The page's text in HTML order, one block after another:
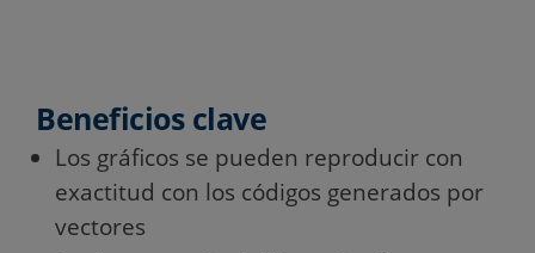
Beneficios clave
Los gráficos se pueden reproducir con
exactitud con los códigos generados por
vectores